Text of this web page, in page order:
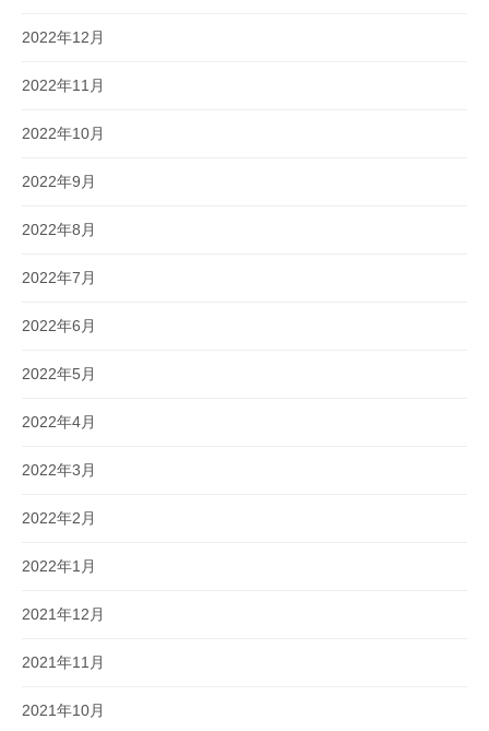
2022年12月
2022年11月
2022年10月
2022年9月
2022年8月
2022年7月
2022年6月
2022年5月
2022年4月
2022年3月
2022年2月
2022年1月
2021年12月
2021年11月
2021年10月